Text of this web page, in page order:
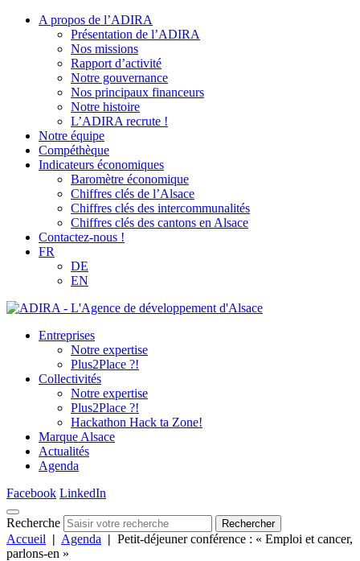
A propos de l’ADIRA
Présentation de l’ADIRA
Nos missions
Rapport d’activité
Notre gouvernance
Nos principaux financeurs
Notre histoire
L’ADIRA recrute !
Notre équipe
Compéthèque
Indicateurs économiques
Baromètre économique
Chiffres clés de l’Alsace
Chiffres clés des intercommunalités
Chiffres clés des cantons en Alsace
Contactez-nous !
FR
DE
EN
Entreprises
Notre expertise
Plus2Place ?!
Collectivités
Notre expertise
Plus2Place ?!
Hackathon Hack ta Zone!
Marque Alsace
Actualités
Agenda
Facebook LinkedIn
Recherche Rechercher
Accueil | Agenda | Petit-déjeuner conférence : « Emploi et cancer,
parlons-en »